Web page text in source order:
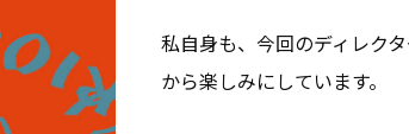
私自身も、今回のディレク
から楽しみにしています。